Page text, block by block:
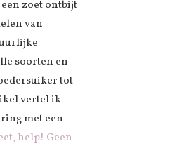
zoet ontbijt
van
soorten en
tot
vertel ik
met een
help! Geen